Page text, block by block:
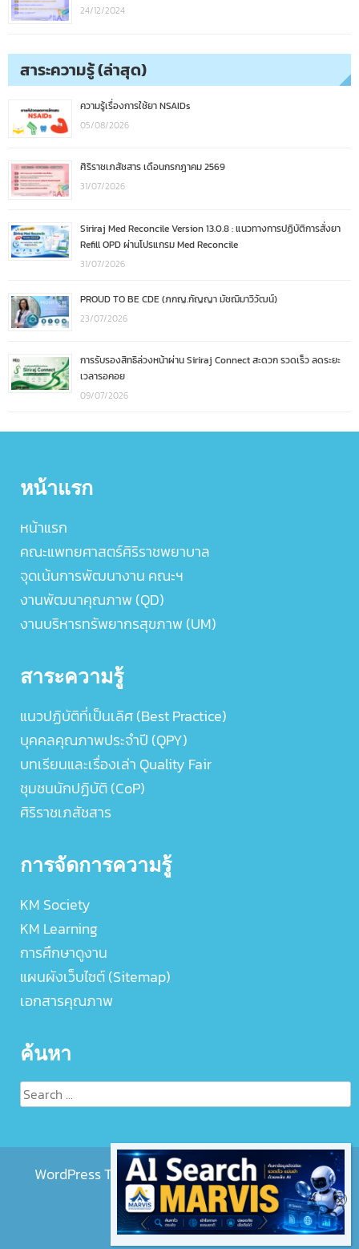
24/12/2024
สาระความรู้ (ล่าสุด)
ความรู้เรื่องการใช้ยา NSAIDs
05/08/2026
ศิริราชเภสัชสาร เดือนกรกฎาคม 2569
31/07/2026
Siriraj Med Reconcile Version 13.0.8 : แนวทางการปฏิบัติการสั่งยา
Refill OPD ผ่านโปรแกรม Med Reconcile
31/07/2026
PROUD TO BE CDE (ภกญ.กัญญา มัชฌิมาวิวัฒน์)
23/07/2026
การรับรองสิทธิล่วงหน้าผ่าน Siriraj Connect สะดวก รวดเร็ว ลดระยะ
เวลารอคอย
09/07/2026
หน้าแรก
หน้าแรก
คณะแพทยศาสตร์ศิริราชพยาบาล
จุดเน้นการพัฒนางาน คณะฯ
งานพัฒนาคุณภาพ (QD)
งานบริหารทรัพยากรสุขภาพ (UM)
สาระความรู้
แนวปฏิบัติที่เป็นเลิศ (Best Practice)
บุคคลคุณภาพประจำปี (QPY)
บทเรียนและเรื่องเล่า Quality Fair
ชุมชนนักปฏิบัติ (CoP)
ศิริราชเภสัชสาร
การจัดการความรู้
KM Society
KM Learning
การศึกษาดูงาน
แผนผังเว็บไซต์ (Sitemap)
เอกสารคุณภาพ
ค้นหา
Search
for:
WordPress Theme :EightMedi Liteby 8Degree
Themes